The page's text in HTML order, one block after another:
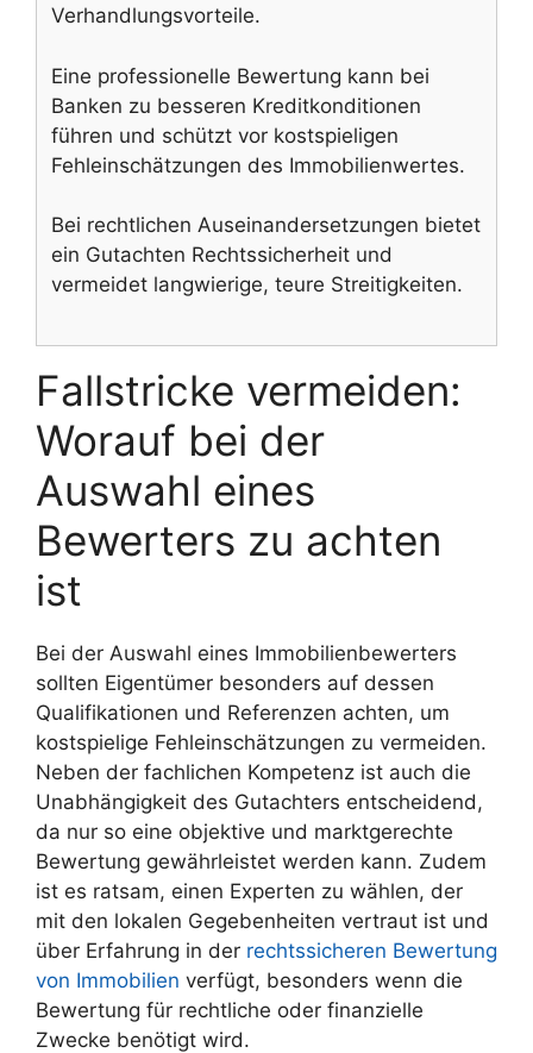
Verhandlungsvorteile.
Eine professionelle Bewertung kann bei
Banken zu besseren Kreditkonditionen
führen und schützt vor kostspieligen
Fehleinschätzungen des Immobilienwertes.
Bei rechtlichen Auseinandersetzungen bietet
ein Gutachten Rechtssicherheit und
vermeidet langwierige, teure Streitigkeiten.
Fallstricke vermeiden:
Worauf bei der
Auswahl eines
Bewerters zu achten
ist
Bei der Auswahl eines Immobilienbewerters
sollten Eigentümer besonders auf dessen
Qualifikationen und Referenzen achten, um
kostspielige Fehleinschätzungen zu vermeiden.
Neben der fachlichen Kompetenz ist auch die
Unabhängigkeit des Gutachters entscheidend,
da nur so eine objektive und marktgerechte
Bewertung gewährleistet werden kann. Zudem
ist es ratsam, einen Experten zu wählen, der
mit den lokalen Gegebenheiten vertraut ist und
über Erfahrung in der rechtssicheren Bewertung
von Immobilien verfügt, besonders wenn die
Bewertung für rechtliche oder finanzielle
Zwecke benötigt wird.